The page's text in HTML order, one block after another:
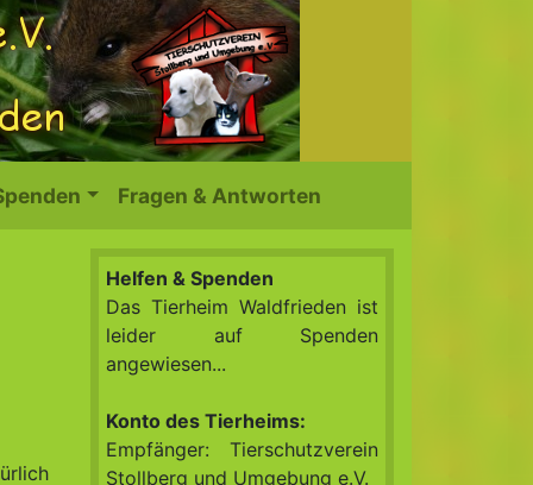
Fragen & Antworten
Helfen & Spenden
Das Tierheim Waldfrieden ist
leider auf Spenden
angewiesen...
Konto des Tierheims:
Empfänger: Tierschutzverein
Stollberg und Umgebung e.V.